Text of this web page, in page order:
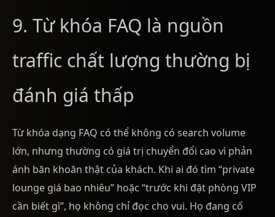
9. Từ khóa FAQ là nguồn
traffic chất lượng thường bị
đánh giá thấp
Từ khóa dạng FAQ có thể không có search volume
lớn, nhưng thường có giá trị chuyển đổi cao vì phản
ánh băn khoăn thật của khách. Khi ai đó tìm “private
lounge giá bao nhiêu” hoặc “trước khi đặt phòng VIP
cần biết gì”, họ không chỉ đọc cho vui. Họ đang cố